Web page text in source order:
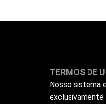
TERMOS DE
Nosso sistema
exclusivamente